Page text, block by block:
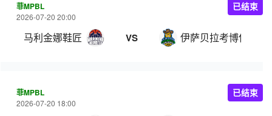
菲MPBL
2026-07-20 20:00
马利金娜鞋匠 VS 伊萨贝拉考博伊斯
已结束
菲MPBL
2026-07-20 18:00
已结束